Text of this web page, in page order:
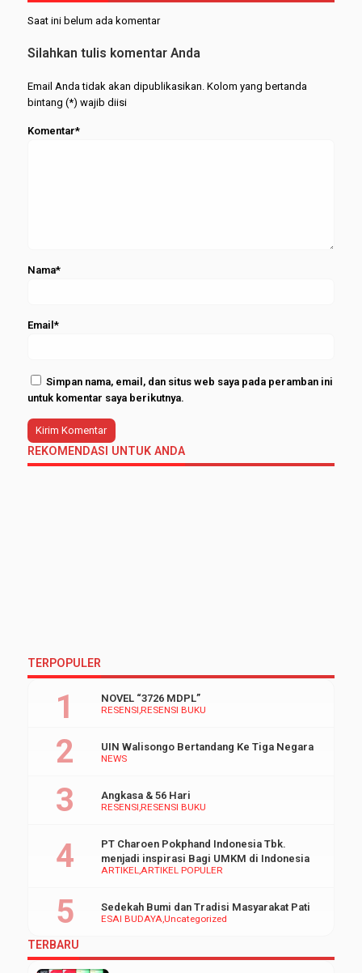
Balik
Anak
Saat ini belum ada komentar
Silahkan tulis komentar Anda
Email Anda tidak akan dipublikasikan. Kolom yang bertanda
bintang (*) wajib diisi
Komentar*
Nama*
Email*
Simpan nama, email, dan situs web saya pada peramban ini
untuk komentar saya berikutnya.
REKOMENDASI UNTUK ANDA
TERPOPULER
RESENSI RESENSI BUKU
NOVEL “3726 MDPL”
NEWS
UIN Walisongo Bertandang Ke Tiga Negara
RESENSI RESENSI BUKU
Angkasa & 56 Hari
ARTIKELARTIKEL POPULER
PT Charoen Pokphand Indonesia Tbk.
menjadi inspirasi Bagi UMKM di Indonesia
ESAI BUDAYAUncategorized
Sedekah Bumi dan Tradisi Masyarakat Pati
TERBARU